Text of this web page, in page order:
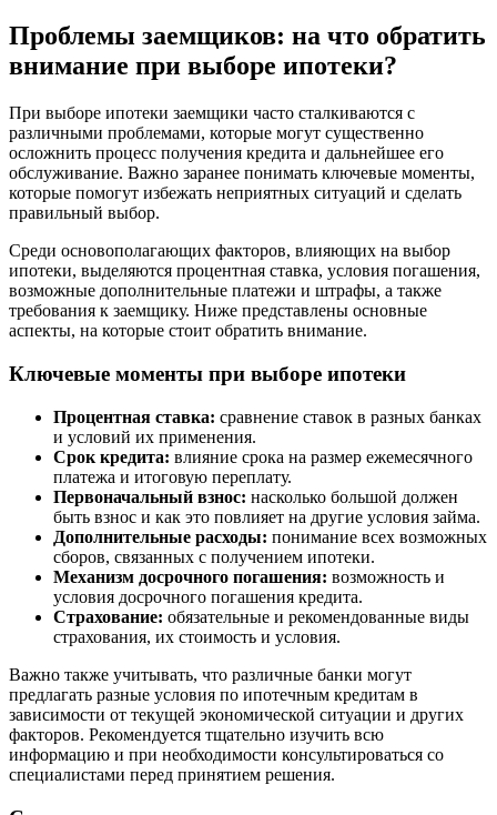
Проблемы заемщиков: на что обратить
внимание при выборе ипотеки?
При выборе ипотеки заемщики часто сталкиваются с
различными проблемами, которые могут существенно
осложнить процесс получения кредита и дальнейшее его
обслуживание. Важно заранее понимать ключевые моменты,
которые помогут избежать неприятных ситуаций и сделать
правильный выбор.
Среди основополагающих факторов, влияющих на выбор
ипотеки, выделяются процентная ставка, условия погашения,
возможные дополнительные платежи и штрафы, а также
требования к заемщику. Ниже представлены основные
аспекты, на которые стоит обратить внимание.
Ключевые моменты при выборе ипотеки
Процентная ставка: сравнение ставок в разных банках
и условий их применения.
Срок кредита: влияние срока на размер ежемесячного
платежа и итоговую переплату.
Первоначальный взнос: насколько большой должен
быть взнос и как это повлияет на другие условия займа.
Дополнительные расходы: понимание всех возможных
сборов, связанных с получением ипотеки.
Механизм досрочного погашения: возможность и
условия досрочного погашения кредита.
Страхование: обязательные и рекомендованные виды
страхования, их стоимость и условия.
Важно также учитывать, что различные банки могут
предлагать разные условия по ипотечным кредитам в
зависимости от текущей экономической ситуации и других
факторов. Рекомендуется тщательно изучить всю
информацию и при необходимости консультироваться со
специалистами перед принятием решения.